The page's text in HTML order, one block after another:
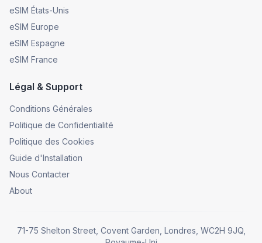
eSIM États-Unis
eSIM Europe
eSIM Espagne
eSIM France
Légal & Support
Conditions Générales
Politique de Confidentialité
Politique des Cookies
Guide d'Installation
Nous Contacter
About
71-75 Shelton Street, Covent Garden, Londres, WC2H 9JQ,